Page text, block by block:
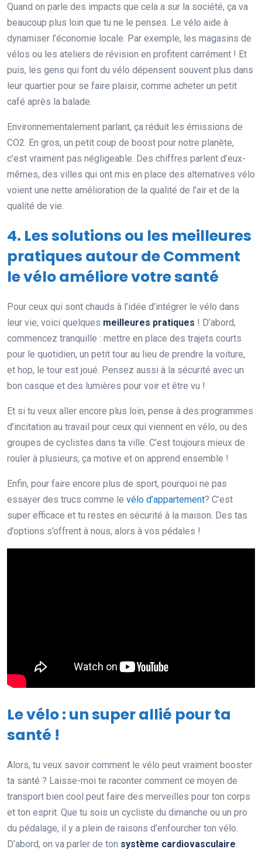
Quand on parle des impacts que cela a sur la société, ça va
beaucoup plus loin que tu ne le penses. Le vélo aide à
dynamiser l’économie locale. Par exemple, les magasins de
vélos ou les ateliers de révision en profitent carrément ! Et
puis, les gens qui font du vélo dépensent souvent plus dans
leur quartier pour se faire plaisir, comme acheter un petit
café après la balade.
Environnementalement parlant, ça réduit les émissions de
CO2. En gros, un petit coup de boost pour notre planète,
c’est vraiment pas négligeable. Des chiffres parlent d’eux-
mêmes, des villes qui ont mis en place des alternatives vélo
voient une nette amélioration de la qualité de l’air et de la
qualité de vie.
4. Les solutions ou les meilleures
pratiques autour de Comment
le vélo améliore votre santé
Pour ceux qui sont chauds à l’idée d’intégrer le vélo dans
leur vie, voici quelques meilleures pratiques ! D’abord,
commencez tranquille : mettre en place des trajets courts
pour le quotidien, un petit tour au lieu de prendre la voiture,
et hop, le tour est joué. Pensez aussi à la sécurité avec un
bon casque et des lumières pour voir et être vu !
Et si tu veux aller encore plus loin, pense à des programmes
d’incitation au travail pour ceux qui viennent en vélo, ou des
groupes de cyclistes dans ta ville. C’est toujours mieux de
rouler à plusieurs, ça motive et on apprend ensemble !
Enfin, pour faire encore plus de sport, pourquoi ne pas
essayer des trucs comme le vélo d’appartement? C’est
super efficace et tu restes en sécurité à la maison. Des tas
d’options s’offrent à nous, alors à vos pédales !
Le vélo : un super allié pour ta
santé !
Alors, tu veux savoir comment le vélo peut vraiment booster
ta santé ? Laisse-moi te raconter comment ce moyen de
transport bien cool peut faire des merveilles pour ton corps
et ton esprit. Que tu sois un cycliste du dimanche ou un pro
du pédalage, il y a plein de raisons d’enfourcher ton vélo.
D’abord, on va parler de ton système cardiovasculaire.